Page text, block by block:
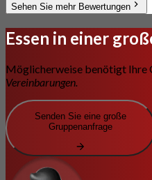
Sehen Sie mehr Bewertungen
Essen in einer
Möglicherweise benötigt Ihre
Vereinbarungen.
Senden Sie eine große
Gruppenanfrage